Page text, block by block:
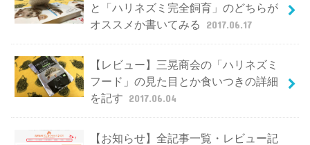
と「ハリネズミ完全飼育」のどちらが
オススメか書いてみる
2017.06.17
【レビュー】三晃商会の「ハリネズミ
フード」の見た目とか食いつきの詳細
を記す 2017.06.04
【お知らせ】全記事一覧・レビュー記